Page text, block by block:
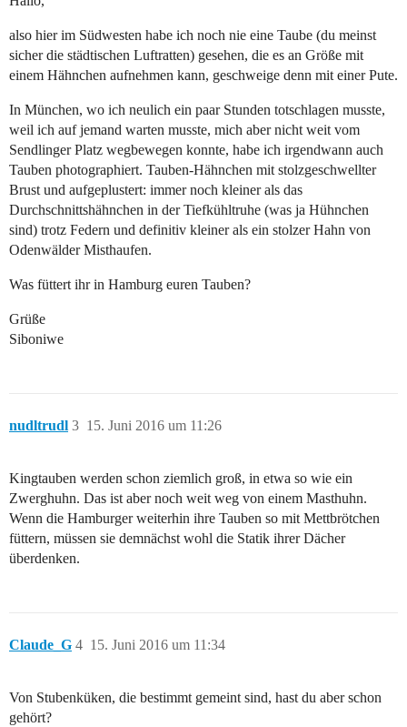
also hier im Südwesten habe ich noch nie eine Taube (du meinst
sicher die städtischen Luftratten) gesehen, die es an Größe mit
einem Hähnchen aufnehmen kann, geschweige denn mit einer Pute.
In München, wo ich neulich ein paar Stunden totschlagen musste,
weil ich auf jemand warten musste, mich aber nicht weit vom
Sendlinger Platz wegbewegen konnte, habe ich irgendwann auch
Tauben photographiert. Tauben-Hähnchen mit stolzgeschwellter
Brust und aufgeplustert: immer noch kleiner als das
Durchschnittshähnchen in der Tiefkühltruhe (was ja Hühnchen
sind) trotz Federn und definitiv kleiner als ein stolzer Hahn von
Odenwälder Misthaufen.
Was füttert ihr in Hamburg euren Tauben?
Grüße
Siboniwe
nudltrudl 15. Juni 2016 um 11:26
3
Kingtauben werden schon ziemlich groß, in etwa so wie ein
Zwerghuhn. Das ist aber noch weit weg von einem Masthuhn.
Wenn die Hamburger weiterhin ihre Tauben so mit Mettbrötchen
füttern, müssen sie demnächst wohl die Statik ihrer Dächer
überdenken.
Claude_G 15. Juni 2016 um 11:34
4
Von Stubenküken, die bestimmt gemeint sind, hast du aber schon
gehört?